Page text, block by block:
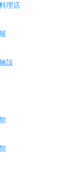
理店
設